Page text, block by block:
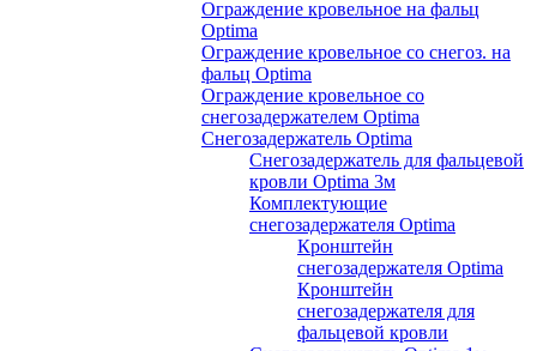
Ограждение кровельное на фальц
Optima
Ограждение кровельное со снегоз. на
фальц Optima
Ограждение кровельное со
снегозадержателем Optima
Снегозадержатель Optima
Снегозадержатель для фальцевой
кровли Optima 3м
Комплектующие
снегозадержателя Optima
Кронштейн
снегозадержателя Optima
Кронштейн
снегозадержателя для
фальцевой кровли